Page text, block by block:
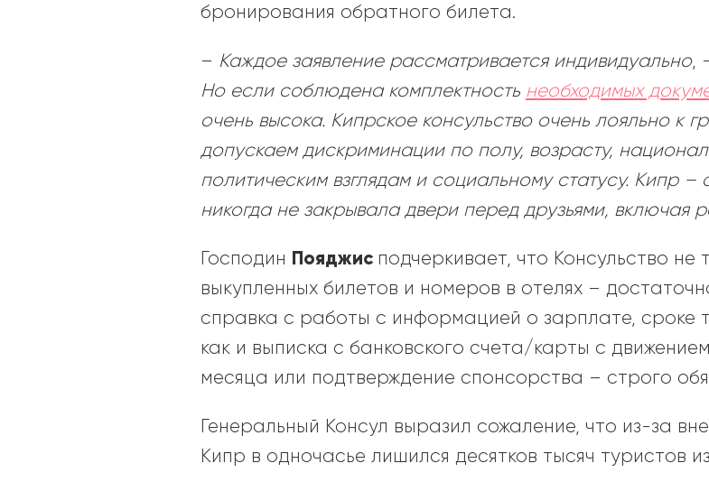
бронирования обратного билета.
– Каждое заявление рассматривается индивидуально,
Но если соблюдена комплектность необходимых
очень высока. Кипрское консульство очень лояльно к
допускаем дискриминации по полу, возрасту,
политическим взглядам и социальному статусу. Кипр –
никогда не закрывала двери перед друзьями, включая
Господин Пояджис подчеркивает, что Консульство не
выкупленных билетов и номеров в отелях –
справка с работы с информацией о зарплате, сроке
как и выписка с банковского счета/карты с
месяца или подтверждение спонсорства – строго
Генеральный Консул выразил сожаление, что из-за
Кипр в одночасье лишился десятков тысяч туристов